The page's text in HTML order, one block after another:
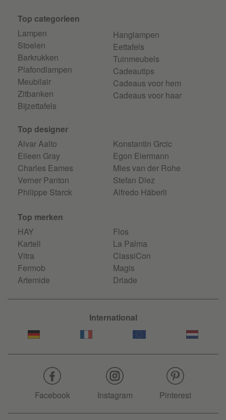
Top categorieen
Lampen
Stoelen
Barkrukken
Plafondlampen
Meubilair
Zitbanken
Bijzettafels
Hanglampen
Eettafels
Tuinmeubels
Cadeautips
Cadeaus voor hem
Cadeaus voor haar
Top designer
Alvar Aalto
Eileen Gray
Charles Eames
Verner Panton
Philippe Starck
Konstantin Grcic
Egon Eiermann
Mies van der Rohe
Stefan Diez
Alfredo Häberli
Top merken
HAY
Kartell
Vitra
Fermob
Artemide
Flos
La Palma
ClassiCon
Magis
Driade
International
Facebook Instagram Pinterest